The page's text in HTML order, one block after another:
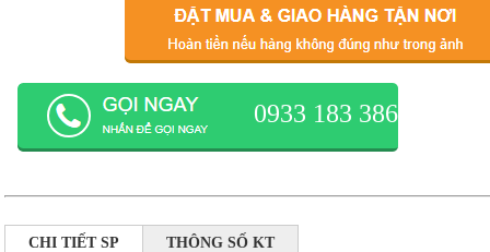
0933 183 386
CHI TIẾT SP THÔNG SỐ KT